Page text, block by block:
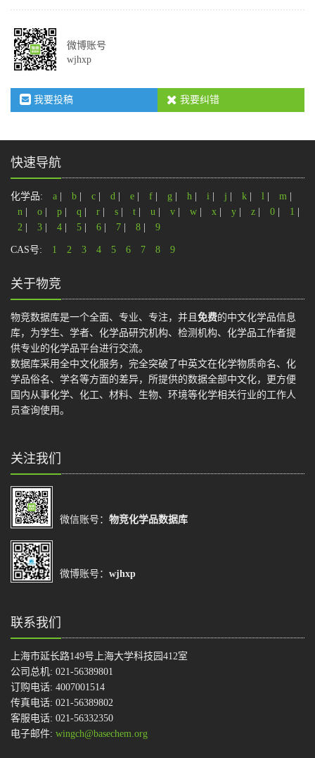
微博账号
wjhxp
我要投稿 我要纠错
快速导航
化学品: a b c d e f g h i j k l m
n
o p q r s t u v w x y z 0 1
2
3 4 5 6 7 8 9
CAS号: 1 2 3 4 5 6 7 8 9
关于物竞
物竞数据库是一个全面、专业、专注，并且 免费的中文化学品信息
库，为学生、学者、化学品研究机构、检测机构、化学品工作者提
供专业的化学品平台进行交流。
数据库采用全中文化服务，完全突破了中英文在化学物质命名、化
学品俗名、学名等方面的差异，所提供的数据全部中文化，更方便
国内从事化学、化工、材料、生物、环境等化学相关行业的工作人
员查询使用。
关注我们
微信账号： 物竞化学品数据库
微博账号： wjhxp
联系我们
上海市延长路149号上海大学科技园412室
公司总机: 021-56389801
订购电话: 4007001514
传真电话: 021-56389802
客服电话: 021-56332350
电子邮件: wingch@basechem.org